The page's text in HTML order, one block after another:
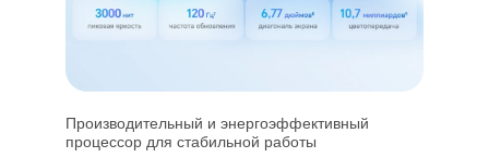
Производительный и энергоэффективный
процессор для стабильной работы